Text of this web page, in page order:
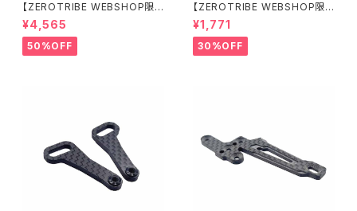
【ZEROTRIBE WEBSHOP限
定価格】BDRX-190P10R P1
0R クリアーボディ 1/10 ラリー
190mm ライトウェイト
¥4,565
50%OFF
【ZEROTRIBE WEBSHOP限
定価格】RCM-X4-CSAR カ
ーボンリアステアリングアームセ
ット XRAY X4用
¥1,771
30%OFF